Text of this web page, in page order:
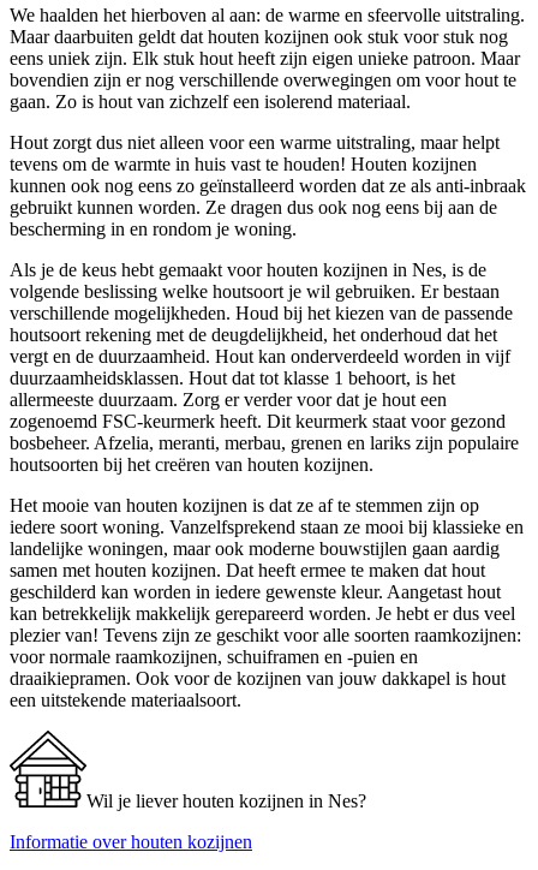
We haalden het hierboven al aan: de warme en sfeervolle uitstraling.
Maar daarbuiten geldt dat houten kozijnen ook stuk voor stuk nog
eens uniek zijn. Elk stuk hout heeft zijn eigen unieke patroon. Maar
bovendien zijn er nog verschillende overwegingen om voor hout te
gaan. Zo is hout van zichzelf een isolerend materiaal.
Hout zorgt dus niet alleen voor een warme uitstraling, maar helpt
tevens om de warmte in huis vast te houden! Houten kozijnen
kunnen ook nog eens zo geïnstalleerd worden dat ze als anti-inbraak
gebruikt kunnen worden. Ze dragen dus ook nog eens bij aan de
bescherming in en rondom je woning.
Als je de keus hebt gemaakt voor houten kozijnen in Nes, is de
volgende beslissing welke houtsoort je wil gebruiken. Er bestaan
verschillende mogelijkheden. Houd bij het kiezen van de passende
houtsoort rekening met de deugdelijkheid, het onderhoud dat het
vergt en de duurzaamheid. Hout kan onderverdeeld worden in vijf
duurzaamheidsklassen. Hout dat tot klasse 1 behoort, is het
allermeeste duurzaam. Zorg er verder voor dat je hout een
zogenoemd FSC-keurmerk heeft. Dit keurmerk staat voor gezond
bosbeheer. Afzelia, meranti, merbau, grenen en lariks zijn populaire
houtsoorten bij het creëren van houten kozijnen.
Het mooie van houten kozijnen is dat ze af te stemmen zijn op
iedere soort woning. Vanzelfsprekend staan ze mooi bij klassieke en
landelijke woningen, maar ook moderne bouwstijlen gaan aardig
samen met houten kozijnen. Dat heeft ermee te maken dat hout
geschilderd kan worden in iedere gewenste kleur. Aangetast hout
kan betrekkelijk makkelijk gerepareerd worden. Je hebt er dus veel
plezier van! Tevens zijn ze geschikt voor alle soorten raamkozijnen:
voor normale raamkozijnen, schuiframen en -puien en
draaikiepramen. Ook voor de kozijnen van jouw dakkapel is hout
een uitstekende materiaalsoort.
Wil je liever houten kozijnen in Nes?
Informatie over houten kozijnen